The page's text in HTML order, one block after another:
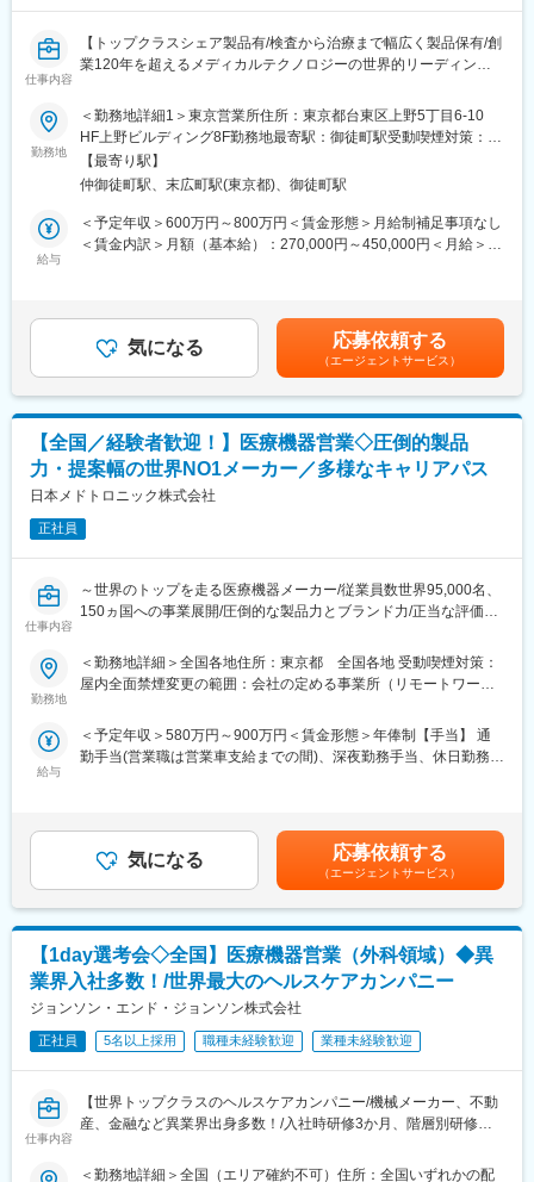
内公募制度：職種、セクター間の異動を行える制度
変更の範囲：会社の定める業務
発売。国内においても最初に生体内吸収性の製品を導入し、金属
製、PEEK製を含め、手指・肘・股・膝・足関節の靱帯等修復術に
業界・企業・製品理解のため、東京本社で1～2か月の初期研修を
実施。実機に触れて基礎を習得後配属。配属後もOJTやeラーニン
グで未経験者も成長可能な体制です。基礎重視で安心して学べる
環境。
ジョンソン・エンド・ジョンソンは、当社の整形外科事業を分
離・独立（セパレーション）し、DePuy Synthes として独立した
ションはセパレーション完了後、DePuy Synthes の従業員として
雇用される予定であり、同社の雇用体系・プログラム・ポリシ
ー・福利厚生が適用されます。詳細は、適切なタイミングで
DePuy Synthes より別途通知される予定です。
仕事内容
【トップクラスシェア製品有/検査から治療まで幅広く製品保有/創
業120年を超えるメディカルテクノロジーの世界的リーディング
当社はライフサイエンス分野における検査機器製品、医療機器等
を展開しているグローバル企業です。今回は当社製品のセールス
を担当いただける方を募集しています。
※ご経験、希望に応じて選考部署・エリアをご提案させていただき
ます。
これまでのご経験やご希望に合わせてご紹介いたします。
≪配属部門一例≫
・アドバンスド ペイシェント モニタリング（血行動態モニタリン
・サージュリー事業部（止血材など）
・SM事業部（採血管を含む検査関連製品）
・オンコロジー営業部
■職務詳細
※配属部署によりますが、基本的には病院、薬局などへの営業とな
ります。
・担当施設・地区における製品の販売活動や代理店との協働
・学会・地域セミナー等の企画・運営・サポート
・医療従事者へのトレーニングなど
■同社の魅力
ェアも持っているなど、医療現場のお客様から高く評価されてい
ます。検査だけに留まらず、臨床医へのフィードバックまで一貫
・バックアップ体制：製品担当のマーケや学術チームもいるの
で、一緒に同行してサポートなども可能です。商談内容やステー
ことが可能です。
・現在、世界50ヵ国で医療サービスを提供し、全世界の社員数は
6万5千人となっています。国外だけでなく、日本の福島にも生産
工場を有しており、安定供給を図りつつ、日本の医療現場に貢献
しています。
変更の範囲：会社の定める業務
勤務地
＜勤務地詳細1＞東京営業所住所：東京都台東区上野5丁目6-10
HF上野ビルディング8F勤務地最寄駅：御徒町駅受動喫煙対策：屋
内全面禁煙＜勤務地詳細2＞全国各地住所：全国 ※ご希望の勤務地
で応相談（出張ベースでの勤務）受動喫煙対策：屋内全面禁煙変
【最寄り駅】
仲御徒町駅、末広町駅(東京都)、御徒町駅
給与
＜予定年収＞600万円～800万円＜賃金形態＞月給制補足事項なし
＜賃金内訳＞月額（基本給）：270,000円～450,000円＜月給＞
ます。賃金はあくまでも目安の金額であり、選考を通じて上下す
る可能性があります。月給(月額)は固定手当を含めた表記です。
気になる 応募依頼する
（エージェントサービス）
【全国／経験者歓迎！】医療機器営業◇圧倒的製品
力・提案幅の世界NO1メーカー／多様なキャリアパス
日本メドトロニック株式会社
正社員
仕事内容
～世界のトップを走る医療機器メーカー/従業員数世界95,000名、
150ヵ国への事業展開/圧倒的な製品力とブランド力/正当な評価体
いう社会貢献度～
て最前線で業界をリードしています。当社は1949年の設立以来、
医療技術の革新を続け、電池式体外型ペースメーカの開発やリー
おすすめです。
■評価制度：
社員の努力と成果を正当に評価するインセンティブ制度が充実し
ています。
100%達成の場合は3桁の支給が見込めます。
医療機器の営業職として、医師や販売代理店と連携し、最適な治
療方法の提案を行います。新製品の特徴や効果を説明し、データ
■職務詳細：
・販売代理店との協力／教育
勤務地
＜勤務地詳細＞全国各地住所：東京都 全国各地 受動喫煙対策：
屋内全面禁煙変更の範囲：会社の定める事業所（リモートワーク
給与
＜予定年収＞580万円～900万円＜賃金形態＞年俸制【手当】 通
勤手当(営業職は営業車支給までの間)、深夜勤務手当、休日勤務手
年目の場合固定年収 600万円 インセンティブ 400万円賃金は
あくまでも目安の金額であり、選考を通じて上下する可能性があ
ります。月給(月額)は固定手当を含めた表記です。
気になる 応募依頼する
（エージェントサービス）
【1day選考会◇全国】医療機器営業（外科領域）◆異
業界入社多数！/世界最大のヘルスケアカンパニー
ジョンソン・エンド・ジョンソン株式会社
正社員 5名以上採用 職種未経験歓迎 業種未経験歓迎
仕事内容
【世界トップクラスのヘルスケアカンパニー/機械メーカー、不動
産、金融など異業界出身多数！/入社時研修3か月、階層別研修な
シェアの製品多数/インセンティブ制度/入社想定日：2026年10月1
＜勤務地詳細＞全国（エリア確約不可）住所：全国いずれかの配